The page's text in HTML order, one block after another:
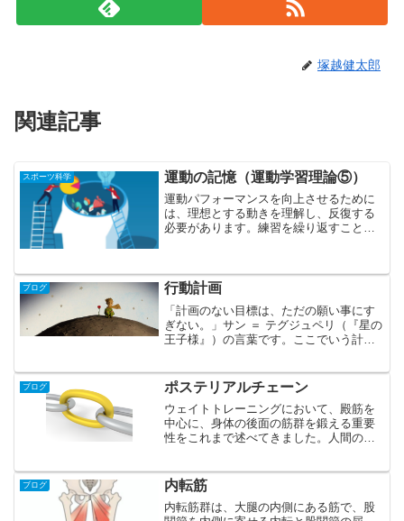
塚越健太郎
関連記事
スポーツ科学 運動の記憶（運動学習理論⑤）
運動パフォーマンスを向上させるために
は、理想とする動きを理解し、反復する
必要があります。練習を繰り返すこと
練されていきます。 自転車に乗れるよ
うになる過程を例にあげると...
ブログ 行動計画
「計画のない目標は、ただの願い事にす
ぎない。」サン ＝ テグジュペリ（『星の
王子様』）の言葉です。ここでいう計画
かたちにはなりません。当然、具体的な
行動があってこそ、思...
ブログ ポステリアルチェーン
ウェイトトレーニングにおいて、殿筋を
中心に、身体の後面の筋群を鍛える重要
性をこれまで述べてきました。人間の後
グスは連動して働くため、ポステリアル
チェーン筋群と呼ばれてい...
ブログ 内転筋
内転筋群は、大腿の内側にある筋で、股